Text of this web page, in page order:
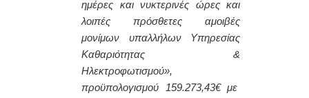
ημέρες και νυκτερινές ώρες και
λοιπές πρόσθετες αμοιβές
μονίμων υπαλλήλων Υπηρεσίας
Καθαριότητας &
Ηλεκτροφωτισμού»,
προϋπολογισμού 159.273,43€ με